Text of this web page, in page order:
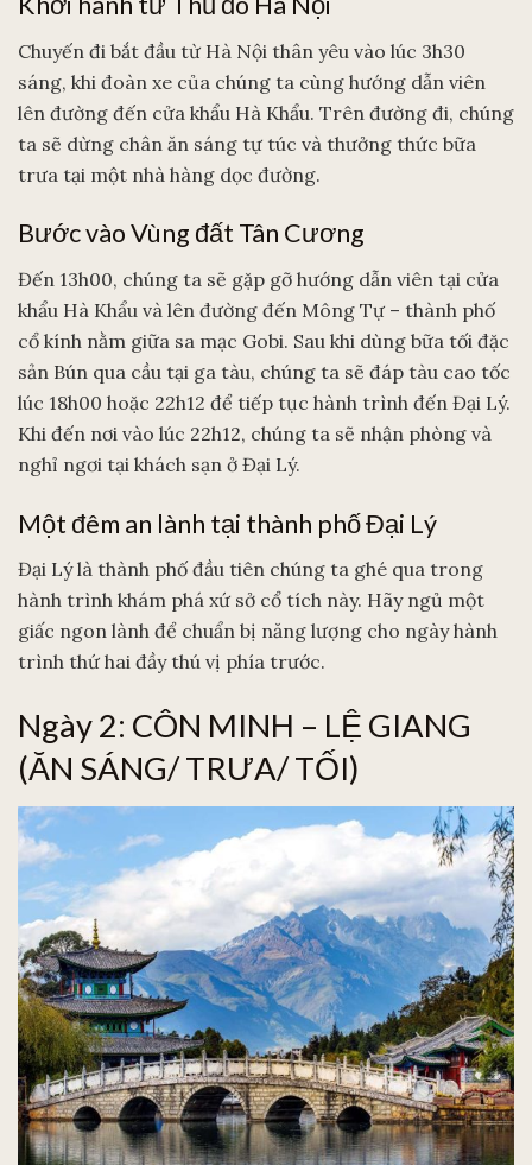
Chuyến đi bắt đầu từ Hà Nội thân yêu vào lúc 3h30
sáng, khi đoàn xe của chúng ta cùng hướng dẫn viên
lên đường đến cửa khẩu Hà Khẩu. Trên đường đi, chúng
ta sẽ dừng chân ăn sáng tự túc và thưởng thức bữa
trưa tại một nhà hàng dọc đường.
Bước vào Vùng đất Tân Cương
Đến 13h00, chúng ta sẽ gặp gỡ hướng dẫn viên tại cửa
khẩu Hà Khẩu và lên đường đến Mông Tự – thành phố
cổ kính nằm giữa sa mạc Gobi. Sau khi dùng bữa tối đặc
sản Bún qua cầu tại ga tàu, chúng ta sẽ đáp tàu cao tốc
lúc 18h00 hoặc 22h12 để tiếp tục hành trình đến Đại Lý.
Khi đến nơi vào lúc 22h12, chúng ta sẽ nhận phòng và
nghỉ ngơi tại khách sạn ở Đại Lý.
Một đêm an lành tại thành phố Đại Lý
Đại Lý là thành phố đầu tiên chúng ta ghé qua trong
hành trình khám phá xứ sở cổ tích này. Hãy ngủ một
giấc ngon lành để chuẩn bị năng lượng cho ngày hành
trình thứ hai đầy thú vị phía trước.
Ngày 2: CÔN MINH – LỆ GIANG
(ĂN SÁNG/ TRƯA/ TỐI)